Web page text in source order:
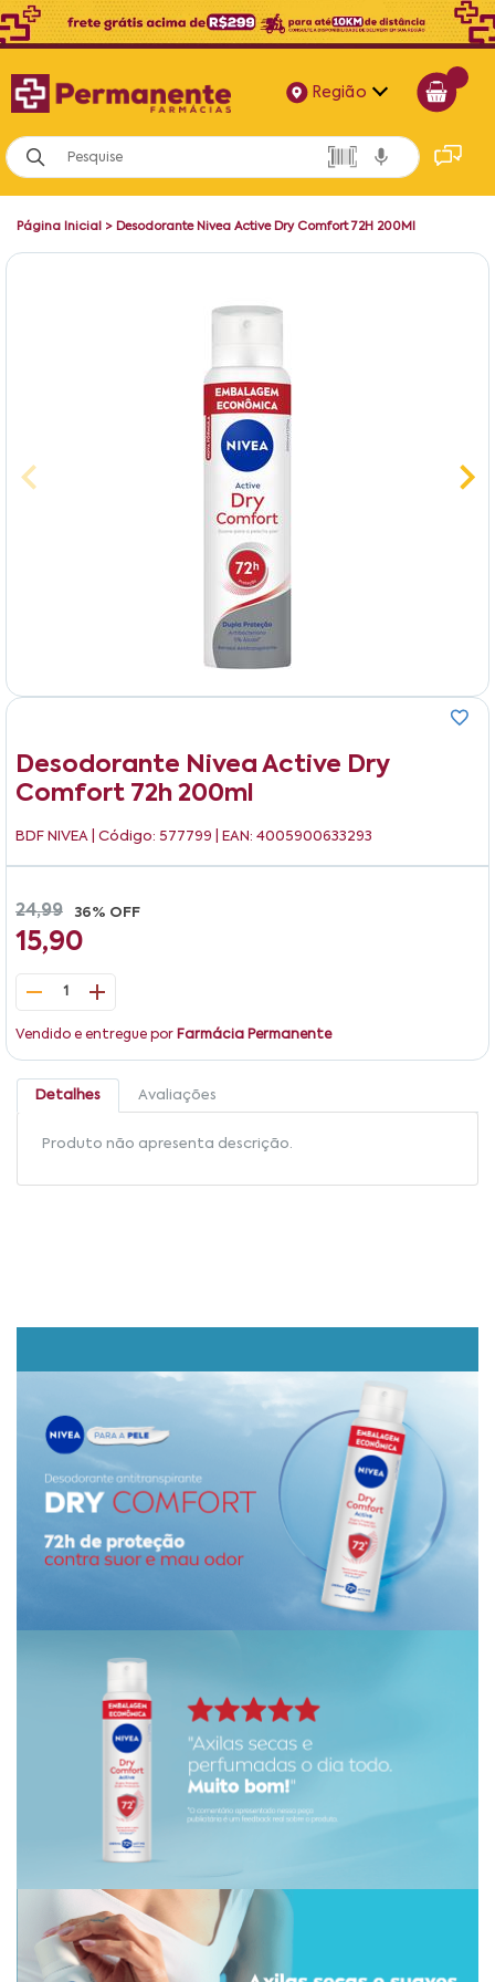
Região
Alagoas
Bahia
Página Inicial > Desodorante Nivea Active Dry Comfort 72H 200Ml
Desodorante Nivea Active Dry
Comfort 72h 200ml
BDF NIVEA | Código: 577799 | EAN: 4005900633293
24,99 36% OFF
15,90
1
Vendido e entregue por Farmácia Permanente
Detalhes Avaliações
Produto não apresenta descrição.